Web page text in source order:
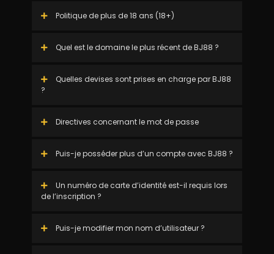
Politique de plus de 18 ans (18+)
Quel est le domaine le plus récent de BJ88 ?
Quelles devises sont prises en charge par BJ88
?
Directives concernant le mot de passe
Puis-je posséder plus d’un compte avec BJ88 ?
Un numéro de carte d’identité est-il requis lors
de l’inscription ?
Puis-je modifier mon nom d’utilisateur ?